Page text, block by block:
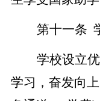
第十一条
学校设立
学习，奋发向